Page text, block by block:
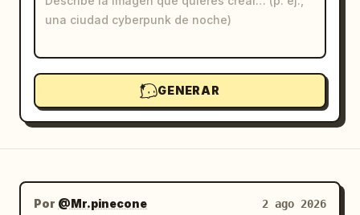
GENERAR
Por @Mr.pinecone 2 ago 2026